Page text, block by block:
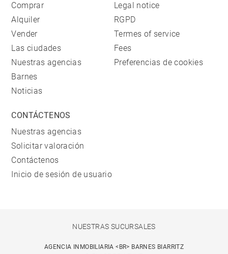
Comprar
Alquiler
Vender
Las ciudades
Nuestras agencias
Barnes
Noticias
Legal notice
RGPD
Termes of service
Fees
Preferencias de cookies
CONTÁCTENOS
Nuestras agencias
Solicitar valoración
Contáctenos
Inicio de sesión de usuario
NUESTRAS SUCURSALES
AGENCIA INMOBILIARIA <BR> BARNES BIARRITZ